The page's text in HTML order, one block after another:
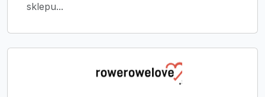
sklepu...